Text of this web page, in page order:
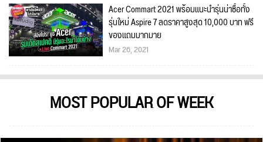
Acer Commart 2021 พร้อมแนะนำรุ่นน่าซื้อทั้ง
รุ่นใหม่ Aspire 7 ลดราคาสูงสุด 10,000 บาท ฟรี
ของแถมมากมาย
Mar 26, 2021
MOST POPULAR OF WEEK